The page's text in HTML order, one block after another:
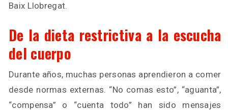
Baix Llobregat.
De la dieta restrictiva a la escucha
del cuerpo
Durante años, muchas personas aprendieron a comer
desde normas externas. “No comas esto”, “aguanta”,
“compensa” o “cuenta todo” han sido mensajes